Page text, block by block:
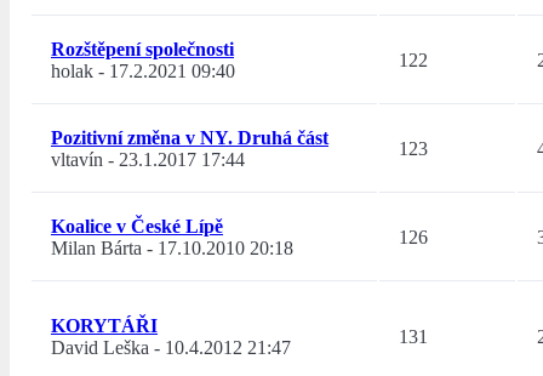
Rozštěpení společnosti
holak - 17.2.2021 09:40
122
Pozitivní změna v NY. Druhá část
vltavín - 23.1.2017 17:44
123
Koalice v České Lípě
Milan Bárta - 17.10.2010 20:18
126
KORYTÁŘI
David Leška - 10.4.2012 21:47
131